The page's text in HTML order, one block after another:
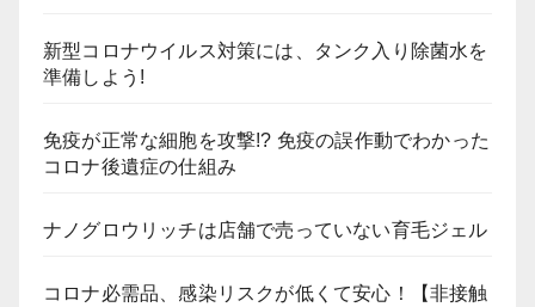
新型コロナウイルス対策には、タンク入り除菌水を
準備しよう!
免疫が正常な細胞を攻撃!? 免疫の誤作動でわかった
コロナ後遺症の仕組み
ナノグロウリッチは店舗で売っていない育毛ジェル
コロナ必需品、感染リスクが低くて安心！【非接触